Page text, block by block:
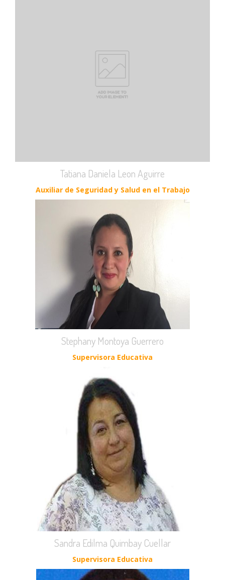
Tatiana Daniela Leon Aguirre
Auxiliar de Seguridad y Salud en el Trabajo
Stephany Montoya Guerrero
Supervisora Educativa
Sandra Edilma Quimbay Cuellar
Supervisora Educativa